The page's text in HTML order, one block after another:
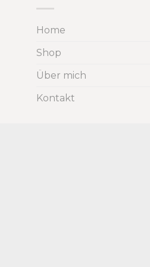
Home
Shop
Über mich
Kontakt